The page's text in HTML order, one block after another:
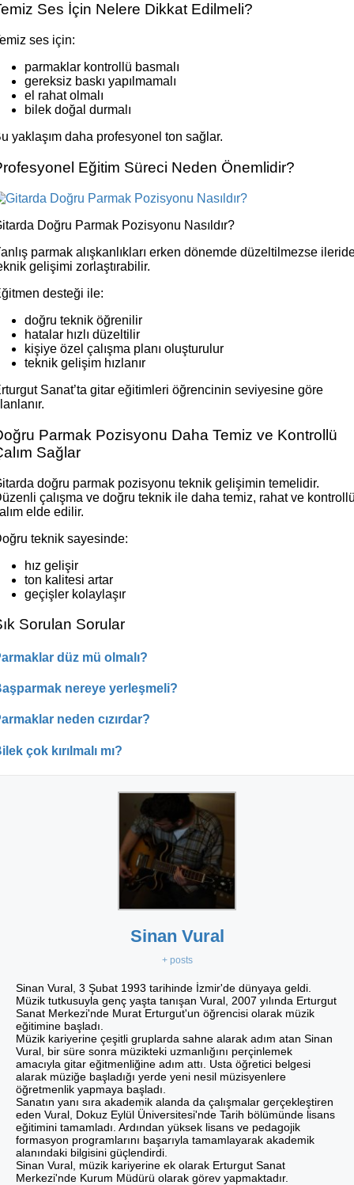
Ses İçin Nelere Dikkat Edilmeli?
ses için:
parmaklar kontrollü basmalı
gereksiz baskı yapılmamalı
el rahat olmalı
bilek doğal durmalı
yaklaşım daha profesyonel ton sağlar.
Eğitim Süreci Neden Önemlidir?
Doğru Parmak Pozisyonu Nasıldır?
parmak alışkanlıkları erken dönemde düzeltilmezse
gelişimi zorlaştırabilir.
desteği ile:
doğru teknik öğrenilir
hatalar hızlı düzeltilir
kişiye özel çalışma planı oluşturulur
teknik gelişim hızlanır
Sanat’ta gitar eğitimleri öğrencinin seviyesine göre
Parmak Pozisyonu Daha Temiz ve Kontrollü
Sağlar
doğru parmak pozisyonu teknik gelişimin temelidir.
çalışma ve doğru teknik ile daha temiz, rahat ve
elde edilir.
teknik sayesinde:
hız gelişir
ton kalitesi artar
geçişler kolaylaşır
Sorulan Sorular
düz mü olmalı?
nereye yerleşmeli?
neden cızırdar?
çok kırılmalı mı?
Sinan Vural
+ posts
Sinan Vural, 3 Şubat 1993 tarihinde İzmir'de dünyaya geldi.
Müzik tutkusuyla genç yaşta tanışan Vural, 2007 yılında Erturgut
Sanat Merkezi'nde Murat Erturgut'un öğrencisi olarak müzik
eğitimine başladı.
Müzik kariyerine çeşitli gruplarda sahne alarak adım atan Sinan
Vural, bir süre sonra müzikteki uzmanlığını perçinlemek
amacıyla gitar eğitmenliğine adım attı. Usta öğretici belgesi
alarak müziğe başladığı yerde yeni nesil müzisyenlere
öğretmenlik yapmaya başladı.
Sanatın yanı sıra akademik alanda da çalışmalar gerçekleştiren
eden Vural, Dokuz Eylül Üniversitesi'nde Tarih bölümünde lisans
eğitimini tamamladı. Ardından yüksek lisans ve pedagojik
formasyon programlarını başarıyla tamamlayarak akademik
alanındaki bilgisini güçlendirdi.
Sinan Vural, müzik kariyerine ek olarak Erturgut Sanat
Merkezi'nde Kurum Müdürü olarak görev yapmaktadır.